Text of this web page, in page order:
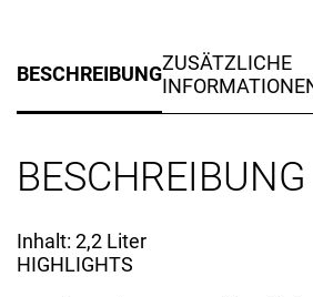
BESCHREIBUNGZUSÄTZLICHE
BESCHREIBUNG
Inhalt: 2,2 Liter
HIGHLIGHTS